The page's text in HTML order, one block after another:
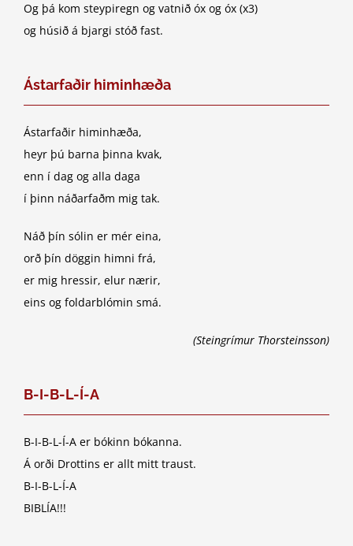
Og þá kom steypiregn og vatnið óx og óx (x3)
og húsið á bjargi stóð fast.
Ástarfaðir himinhæða
Ástarfaðir himinhæða,
heyr þú barna þinna kvak,
enn í dag og alla daga
í þinn náðarfaðm mig tak.
Náð þín sólin er mér eina,
orð þín döggin himni frá,
er mig hressir, elur nærir,
eins og foldarblómin smá.
(Steingrímur Thorsteinsson)
B-I-B-L-Í-A
B-I-B-L-Í-A er bókinn bókanna.
Á orði Drottins er allt mitt traust.
B-I-B-L-Í-A
BIBLÍA!!!